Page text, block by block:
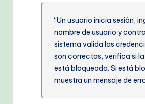
“Un usuario inicia sesión,
nombre de usuario y
sistema valida las
son correctas, verifica si
está bloqueada. Si está
muestra un mensaje de